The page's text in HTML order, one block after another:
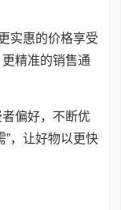
实惠的价格享受
精准的销售通
偏好，不断优
”，让好物以更快